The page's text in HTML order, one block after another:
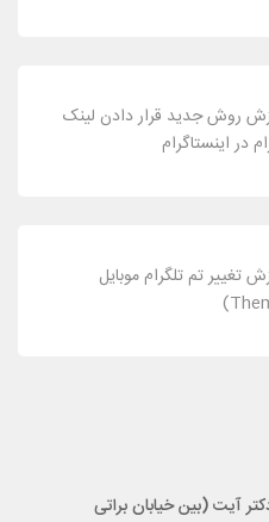
روش جدید قرار دادن لینک
در اینستاگرام
تغییر تم تلگرام موبایل
آیت (بین خیابان براتی